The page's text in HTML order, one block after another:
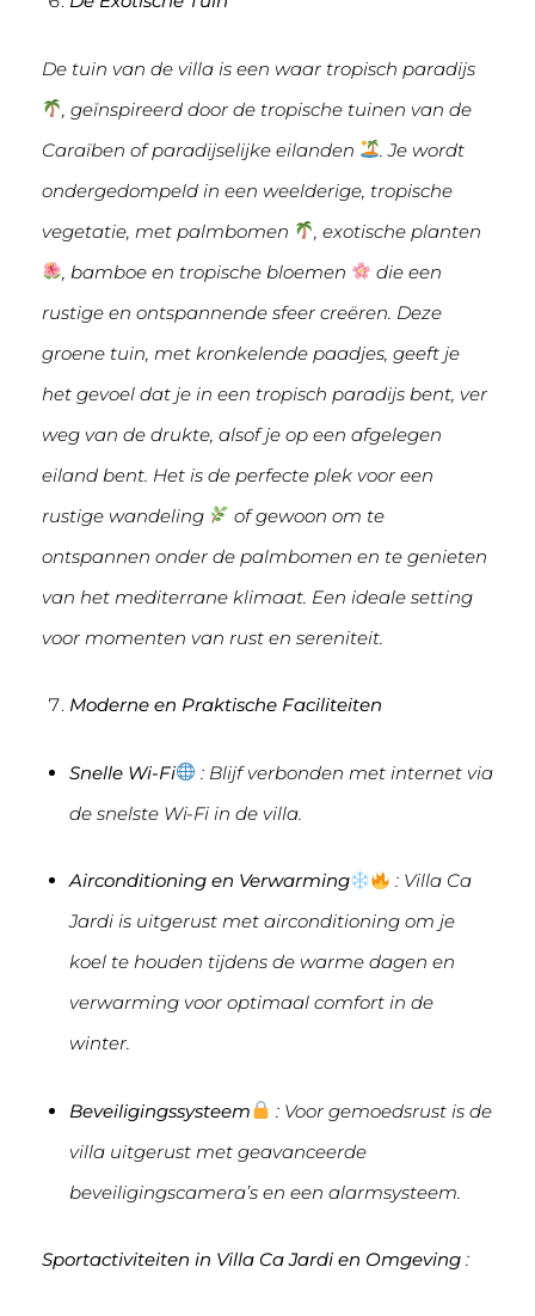
De tuin van de villa is een waar tropisch paradijs
, geïnspireerd door de tropische tuinen van de
Caraïben of paradijselijke eilanden
. Je wordt
ondergedompeld in een weelderige, tropische
vegetatie, met palmbomen
, exotische planten
, bamboe en tropische bloemen
die een
rustige en ontspannende sfeer creëren. Deze
groene tuin, met kronkelende paadjes, geeft je
het gevoel dat je in een tropisch paradijs bent, ver
weg van de drukte, alsof je op een afgelegen
eiland bent. Het is de perfecte plek voor een
rustige wandeling
of gewoon om te
ontspannen onder de palmbomen en te genieten
van het mediterrane klimaat. Een ideale setting
voor momenten van rust en sereniteit.
Moderne en Praktische Faciliteiten
Snelle Wi-Fi
: Blijf verbonden met internet via
de snelste Wi-Fi in de villa.
Airconditioning en Verwarming
: Villa Ca
Jardi is uitgerust met airconditioning om je
koel te houden tijdens de warme dagen en
verwarming voor optimaal comfort in de
winter.
Beveiligingssysteem
: Voor gemoedsrust is de
villa uitgerust met geavanceerde
beveiligingscamera’s en een alarmsysteem.
Sportactiviteiten in Villa Ca Jardi en Omgeving :